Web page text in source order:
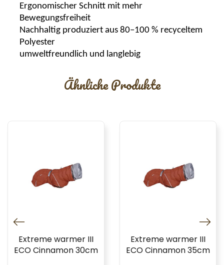
Ergonomischer Schnitt mit mehr
Bewegungsfreiheit
Nachhaltig produziert aus 80–100 % recyceltem
Polyester
umweltfreundlich und langlebig
Ähnliche Produkte
Extreme warmer III
ECO Cinnamon 30cm
Extreme warmer III
ECO Cinnamon 35cm